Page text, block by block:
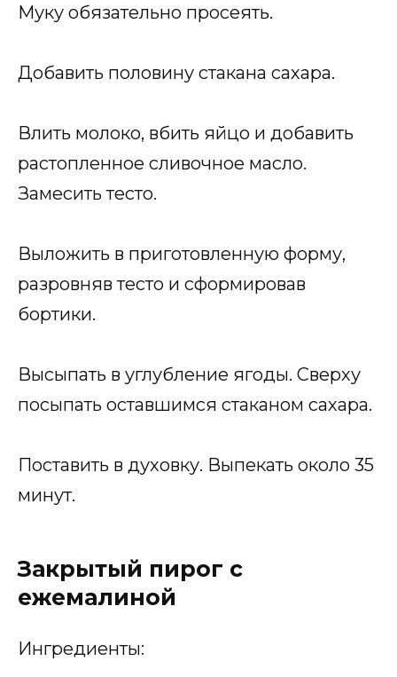
Муку обязательно просеять.
Добавить половину стакана сахара.
Влить молоко, вбить яйцо и добавить
растопленное сливочное масло.
Замесить тесто.
Выложить в приготовленную форму,
разровняв тесто и сформировав
бортики.
Высыпать в углубление ягоды. Сверху
посыпать оставшимся стаканом сахара.
Поставить в духовку. Выпекать около 35
минут.
Закрытый пирог с
ежемалиной
Ингредиенты: